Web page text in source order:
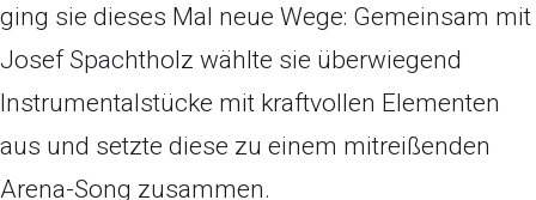
ging sie dieses Mal neue Wege: Gemeinsam mit
Josef Spachtholz wählte sie überwiegend
Instrumentalstücke mit kraftvollen Elementen
aus und setzte diese zu einem mitreißenden
Arena-Song zusammen.